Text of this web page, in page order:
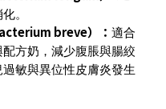
。
breve） ： 適合
方奶，減少腹脹與腸絞
敏與異位性皮膚炎發生